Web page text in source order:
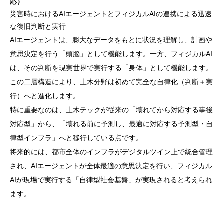
災害時におけるAIエージェントとフィジカルAIの連携による迅速
な復旧判断と実行
AIエージェントは、膨大なデータをもとに状況を理解し、計画や
意思決定を行う「頭脳」として機能します。一方、フィジカルAI
は、その判断を現実世界で実行する「身体」として機能します。
この二層構造により、土木分野は初めて完全な自律化（判断＋実
行）へと進化します。
特に重要なのは、土木テックが従来の「壊れてから対応する事後
対応型」から、「壊れる前に予測し、最適に対応する予測型・自
律型インフラ」へと移行している点です。
将来的には、都市全体のインフラがデジタルツイン上で統合管理
され、AIエージェントが全体最適の意思決定を行い、フィジカル
AIが現場で実行する「自律型社会基盤」が実現されると考えられ
ます。